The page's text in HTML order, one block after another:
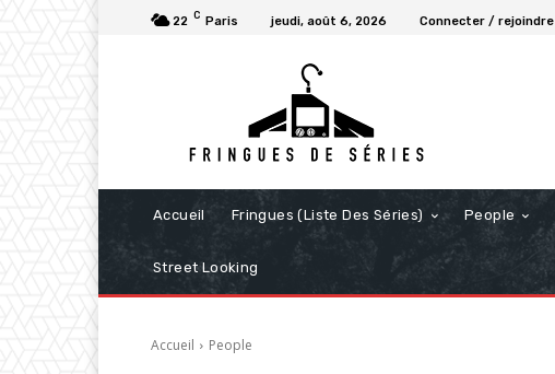
22 C Paris jeudi, août 6, 2026 Connecter / rejoindre
Accueil Fringues (Liste Des Séries) People
Street Looking
Accueil People